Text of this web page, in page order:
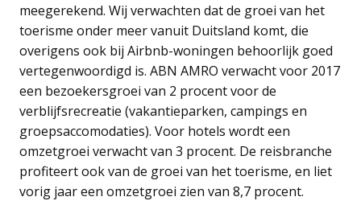
meegerekend. Wij verwachten dat de groei van het
toerisme onder meer vanuit Duitsland komt, die
overigens ook bij Airbnb-woningen behoorlijk goed
vertegenwoordigd is. ABN AMRO verwacht voor 2017
een bezoekersgroei van 2 procent voor de
verblijfsrecreatie (vakantieparken, campings en
groepsaccomodaties). Voor hotels wordt een
omzetgroei verwacht van 3 procent. De reisbranche
profiteert ook van de groei van het toerisme, en liet
vorig jaar een omzetgroei zien van 8,7 procent.